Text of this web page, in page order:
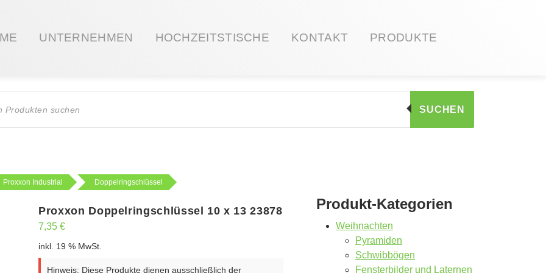
UNTERNEHMEN HOCHZEITSTISCHE KONTAKT PRODUKTE
SUCHEN
Proxxon Industrial
Doppelringschlüssel
Proxxon Doppelringschlüssel 10 x 13 23878
7,35 €
inkl. 19 % MwSt.
Hinweis: Diese Produkte dienen ausschließlich der
Produkt-Kategorien
Weihnachten
Pyramiden
Schwibbögen
Fensterbilder und Laternen